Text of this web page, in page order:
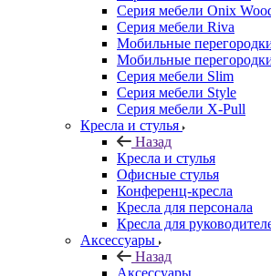
Серия мебели Onix
Серия мебели Riva
Мобильные
Мобильные
Серия мебели Slim
Серия мебели Style
Серия мебели X-Pull
Кресла и стулья
Назад
Кресла и стулья
Офисные стулья
Конференц-кресла
Кресла для персонала
Кресла для
Аксессуары
Назад
Аксессуары